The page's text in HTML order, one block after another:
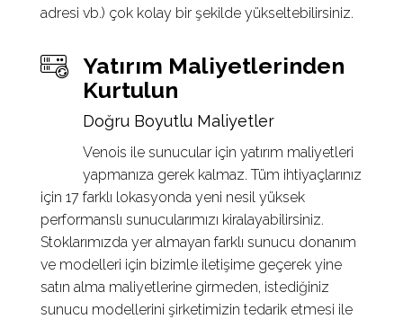
adresi vb.) çok kolay bir şekilde yükseltebilirsiniz.
Yatırım Maliyetlerinden
Kurtulun
Doğru Boyutlu Maliyetler
Venois ile sunucular için yatırım maliyetleri
yapmanıza gerek kalmaz. Tüm ihtiyaçlarınız
için 17 farklı lokasyonda yeni nesil yüksek
performanslı sunucularımızı kiralayabilirsiniz.
Stoklarımızda yer almayan farklı sunucu donanım
ve modelleri için bizimle iletişime geçerek yine
satın alma maliyetlerine girmeden, istediğiniz
sunucu modellerini şirketimizin tedarik etmesi ile